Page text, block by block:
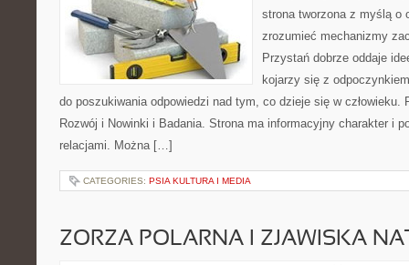
strona tworzona z myślą o
zrozumieć mechanizmy
Przystań dobrze oddaje
kojarzy się z
do poszukiwania odpowiedzi nad tym, co dzieje się w człowieku.
Rozwój i Nowinki i Badania. Strona ma informacyjny charakter i
relacjami. Można […]
CATEGORIES: PSIA KULTURA I MEDIA
ZORZA POLARNA I ZJAWISKA